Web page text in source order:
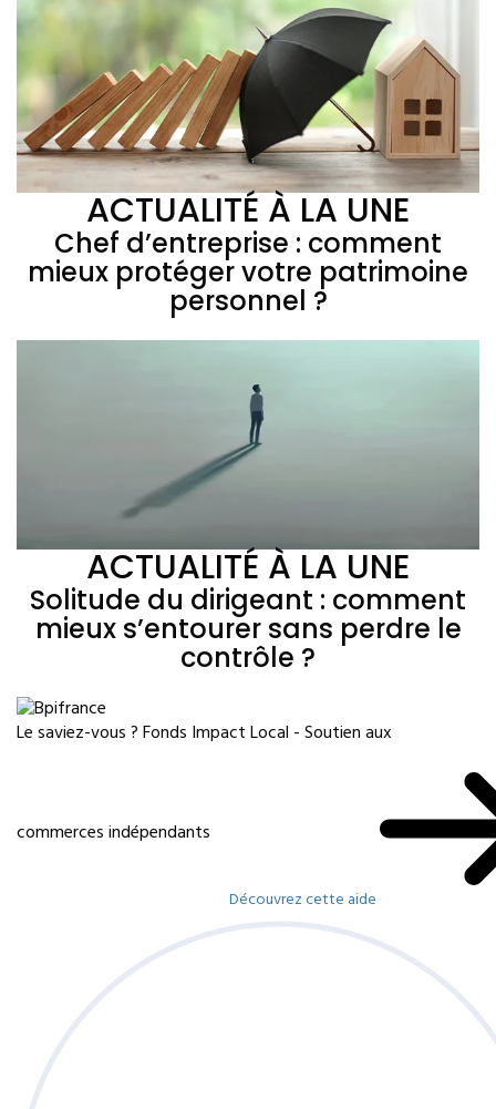
ACTUALITÉ À LA UNE
Chef d’entreprise : comment
mieux protéger votre patrimoine
personnel ?
ACTUALITÉ À LA UNE
Solitude du dirigeant : comment
mieux s’entourer sans perdre le
contrôle ?
Le saviez-vous ?Fonds Impact Local - Soutien aux
commerces indépendants
Découvrez cette aide